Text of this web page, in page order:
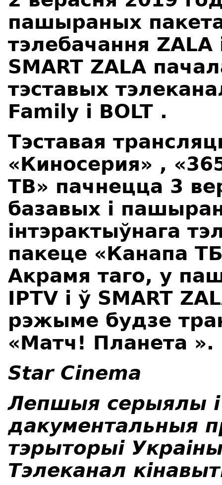
пашыраных
тэлебачання
SMART ZALA
тэставых
Family і BOLT .
Тэставая
«Киносерия» ,
ТВ» пачнецца 3
базавых і
інтэрактыўнага
пакеце «Канапа
Акрамя таго, у
IPTV і ў SMART
рэжыме будзе
«Матч! Планета ».
Star Cinema
Лепшыя серыялы
дакументальныя
тэрыторыі
Тэлеканал